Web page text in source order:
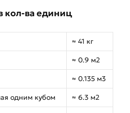
кол-ва единиц
≈ 41 кг
≈ 0.9 м2
≈ 0.135 м3
одним кубом ≈ 6.3 м2